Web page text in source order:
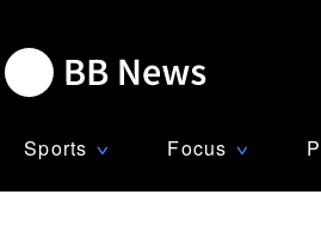
Sports ∨ Focus ∨